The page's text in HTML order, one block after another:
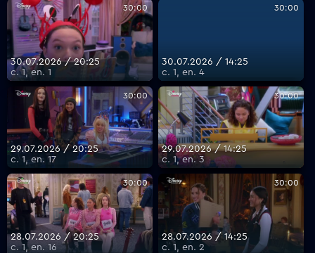
30:00
30.07.2026 / 20:25
с. 1, еп. 1
30:00
30.07.2026 / 14:25
с. 1, еп. 4
30:00
29.07.2026 / 20:25
с. 1, еп. 17
30:00
29.07.2026 / 14:25
с. 1, еп. 3
30:00
28.07.2026 / 20:25
с. 1, еп. 16
30:00
28.07.2026 / 14:25
с. 1, еп. 2